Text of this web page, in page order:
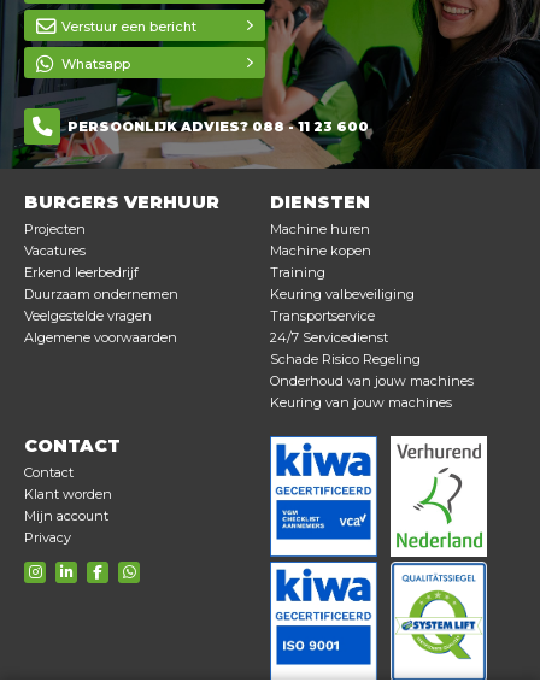
Verstuur een bericht
Whatsapp
PERSOONLIJK ADVIES? 088 - 11 23 600
BURGERS VERHUUR
Projecten
Vacatures
Erkend leerbedrijf
Duurzaam ondernemen
Veelgestelde vragen
Algemene voorwaarden
DIENSTEN
Machine huren
Machine kopen
Training
Keuring valbeveiliging
Transportservice
24/7 Servicedienst
Schade Risico Regeling
Onderhoud van jouw machines
Keuring van jouw machines
CONTACT
Contact
Klant worden
Mijn account
Privacy